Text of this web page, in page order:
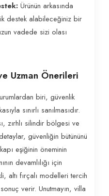
Ürünün arkasında
destek alabileceğiniz bir
vadede sizi olası
Uzman Önerileri
biri, güvenlik
sınırlı sanılmasıdır.
zırhlı silindir bölgesi ve
güvenliğin bütününü
eşiğinin öneminin
devamlılığı için
altı fırçalı modelleri tercih
verir. Unutmayın, villa